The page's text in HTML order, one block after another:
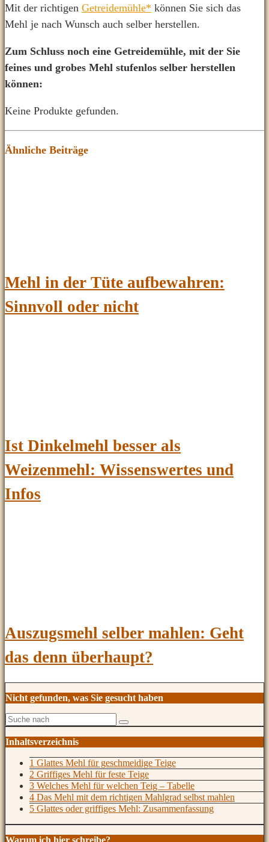
Mit der richtigen Getreidemühle* können Sie sich das
Mehl je nach Wunsch auch selber herstellen.
Zum Schluss noch eine Getreidemühle, mit der Sie
feines und grobes Mehl stufenlos selber herstellen
können:
Keine Produkte gefunden.
Ähnliche Beiträge
Mehl in der Tüte aufbewahren:
Sinnvoll oder nicht
Ist Dinkelmehl besser als
Weizenmehl: Wissenswertes und
Infos
Auszugsmehl selber mahlen: Geht
das denn überhaupt?
Nicht gefunden, was Sie gesucht haben
Inhaltsverzeichnis
1 Glattes Mehl für geschmeidige Teige
2 Griffiges Mehl für feste Teige
3 Welches Mehl für welchen Teig – Tabelle
4 Das Mehl mit dem richtigen Mahlgrad selbst mahlen
5 Glattes oder griffiges Mehl: Zusammenfassung